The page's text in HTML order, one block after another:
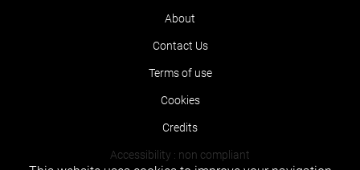
About
Contact Us
Terms of use
Cookies
Credits
Accessibility : non compliant